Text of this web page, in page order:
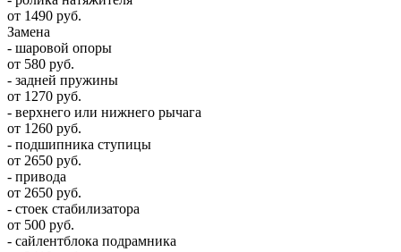
от 1490 руб.
Замена
- шаровой опоры
от 580 руб.
- задней пружины
от 1270 руб.
- верхнего или нижнего рычага
от 1260 руб.
- подшипника ступицы
от 2650 руб.
- привода
от 2650 руб.
- стоек стабилизатора
от 500 руб.
- сайлентблока подрамника